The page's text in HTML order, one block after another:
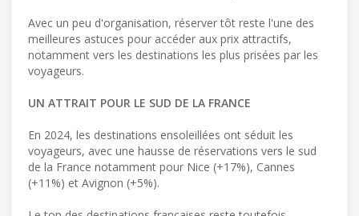
Avec un peu d'organisation, réserver tôt reste l'une des
meilleures astuces pour accéder aux prix attractifs,
notamment vers les destinations les plus prisées par les
voyageurs.
UN ATTRAIT POUR LE SUD DE LA FRANCE
En 2024, les destinations ensoleillées ont séduit les
voyageurs, avec une hausse de réservations vers le sud
de la France notamment pour Nice (+17%), Cannes
(+11%) et Avignon (+5%).